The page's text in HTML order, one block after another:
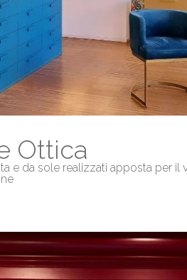
Ottica
e da sole realizzati apposta per il